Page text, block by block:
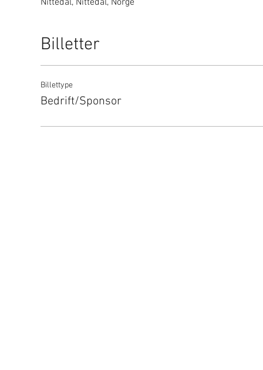
Nittedal, Nittedal, Norge
Billetter
Billettype
Bedrift/Sponsor